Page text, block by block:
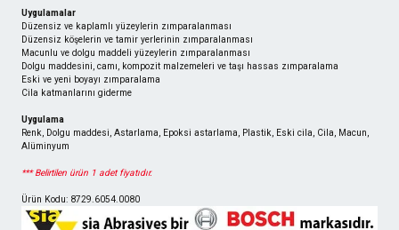
Uygulamalar
Düzensiz ve kaplamlı yüzeylerin zımparalanması
Düzensiz köşelerin ve tamir yerlerinin zımparalanması
Macunlu ve dolgu maddeli yüzeylerin zımparalanması
Dolgu maddesini, camı, kompozit malzemeleri ve taşı hassas zımparalama
Eski ve yeni boyayı zımparalama
Cila katmanlarını giderme
Uygulama
Renk, Dolgu maddesi, Astarlama, Epoksi astarlama, Plastik, Eski cila, Cila, Macun,
Alüminyum
*** Belirtilen ürün 1 adet fiyatıdır.
Ürün Kodu: 8729.6054.0080